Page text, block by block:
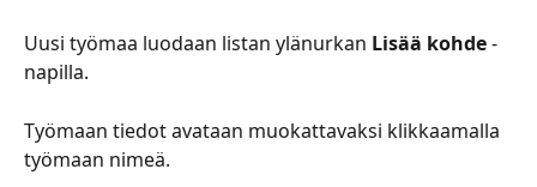
Uusi työmaa luodaan listan ylänurkan Lisää kohde -
napilla.
Työmaan tiedot avataan muokattavaksi klikkaamalla
työmaan nimeä.